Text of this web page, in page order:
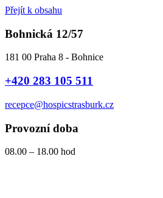
Přejít k obsahu
Bohnická 12/57
181 00 Praha 8 - Bohnice
+420 283 105 511
recepce@hospicstrasburk.cz
Provozní doba
08.00 – 18.00 hod